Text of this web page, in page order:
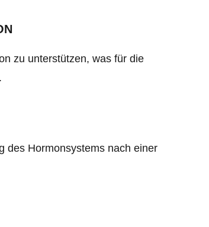
zu unterstützen, was für die
des Hormonsystems nach einer